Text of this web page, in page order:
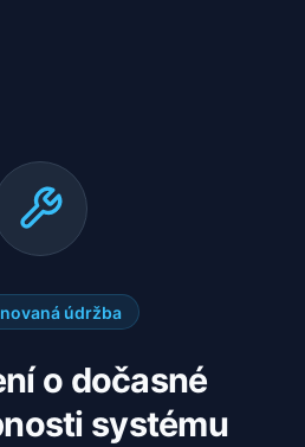
údržba
o dočasné
systému